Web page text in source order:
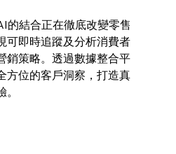
的結合正在徹底改變零售
可即時追蹤及分析消費者
銷策略。透過數據整合平
方位的客戶洞察，打造真